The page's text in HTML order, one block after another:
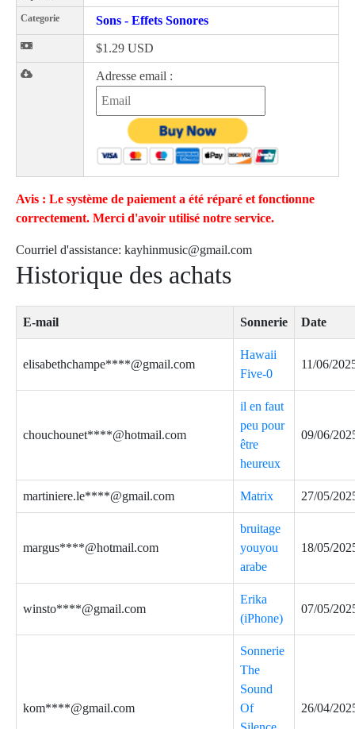
Categorie Sons - Effets Sonores
$1.29 USD
Adresse email :
Avis : Le système de paiement a été réparé et fonctionne
correctement. Merci d'avoir utilisé notre service.
Courriel d'assistance: kayhinmusic@gmail.com
Historique des achats
E-mail Sonnerie Date
elisabethchampe****@gmail.com
Hawaii
Five-0
11/06/
chouchounet****@hotmail.com
il en faut
peu pour
être
heureux
09/06/
martiniere.le****@gmail.com Matrix 27/05/
margus****@hotmail.com
bruitage
youyou
arabe
18/05/
winsto****@gmail.com
Erika
(iPhone)
07/05/
kom****@gmail.com
Sonnerie
The
Sound
Of
26/04/